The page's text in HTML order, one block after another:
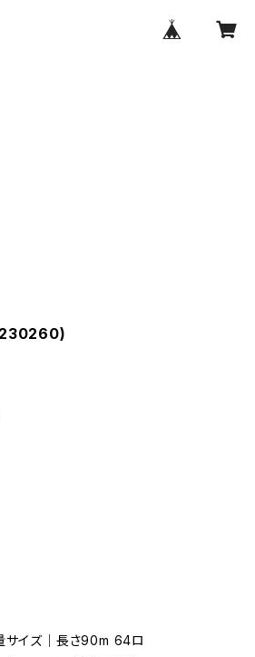
イズ｜長さ90m 64ロ